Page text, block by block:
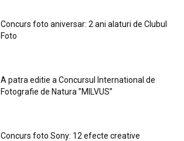
Concurs foto aniversar: 2 ani alaturi de Clubul
Foto
A patra editie a Concursul International de
Fotografie de Natura ”MILVUS”
Concurs foto Sony: 12 efecte creative